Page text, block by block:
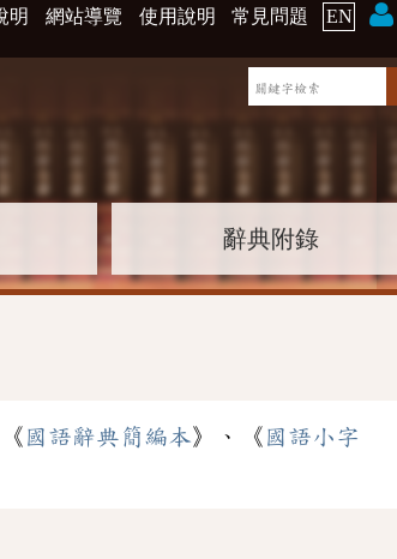
明 網站導覽 使用說明 常見問題 EN
辭典附錄
國語辭典簡編本》、《 國語小字